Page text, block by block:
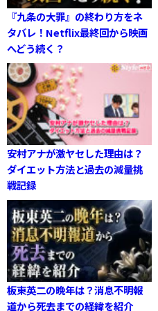
『九条の大罪』の終わり方をネ
タバレ！Netflix最終回から映画
へどう続く？
安村アナが激ヤセした理由は？
ダイエット方法と過去の減量挑
戦記録
板東英二の晩年は？消息不明報
道から死去までの経緯を紹介